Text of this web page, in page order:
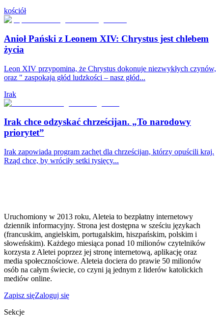
kościół
Anioł Pański z Leonem XIV: Chrystus jest chlebem
życia
Leon XIV przypomina, że Chrystus dokonuje niezwykłych czynów,
oraz " zaspokaja głód ludzkości – nasz głód...
Irak
Irak chce odzyskać chrześcijan. „To narodowy
priorytet”
Irak zapowiada program zachęt dla chrześcijan, którzy opuścili kraj.
Rząd chce, by wróciły setki tysięcy...
Uruchomiony w 2013 roku, Aleteia to bezpłatny internetowy
dziennik informacyjny. Strona jest dostępna w sześciu językach
(francuskim, angielskim, portugalskim, hiszpańskim, polskim i
słoweńskim). Każdego miesiąca ponad 10 milionów czytelników
korzysta z Aletei poprzez jej stronę internetową, aplikację oraz
media społecznościowe. Aleteia dociera do prawie 50 milionów
osób na całym świecie, co czyni ją jednym z liderów katolickich
mediów online.
Zapisz sięZaloguj się
Sekcje